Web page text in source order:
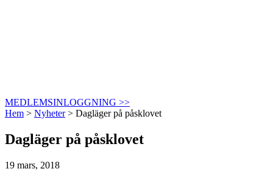
MEDLEMSINLOGGNING >>
Hem > Nyheter> Dagläger på påsklovet
Dagläger på påsklovet
19 mars, 2018